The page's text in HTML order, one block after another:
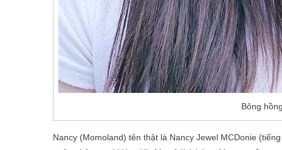
Bông
Nancy (Momoland) tên thật là Nancy Jewel MCDonie